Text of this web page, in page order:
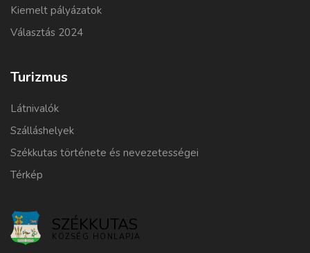
Kiemelt pályázatok
Választás 2024
Turizmus
Látnivalók
Szálláshelyek
Székkutas története és nevezetességei
Térkép
SZÉKKUTAS
KÖZSÉG HONLAPJA